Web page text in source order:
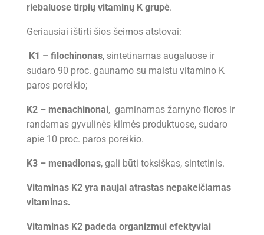
riebaluose tirpių vitaminų K grupė.
Geriausiai ištirti šios šeimos atstovai:
K1 – filochinonas, sintetinamas augaluose ir
sudaro 90 proc. gaunamo su maistu vitamino K
paros poreikio;
K2 – menachinonai, gaminamas žarnyno floros ir
randamas gyvulinės kilmės produktuose, sudaro
apie 10 proc. paros poreikio.
K3 – menadionas, gali būti toksiškas, sintetinis.
Vitaminas K2 yra naujai atrastas nepakeičiamas
vitaminas.
Vitaminas K2 padeda organizmui efektyviai